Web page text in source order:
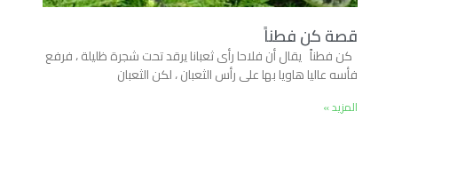
قصة كن فطناً
كن فطناً يقال أن فلاحا رأى ثعبانا يرقد تحت شجرة ظليلة ، فرفع
فأسه عاليا هاويا بها على رأس الثعبان ، لكن الثعبان
المزيد »